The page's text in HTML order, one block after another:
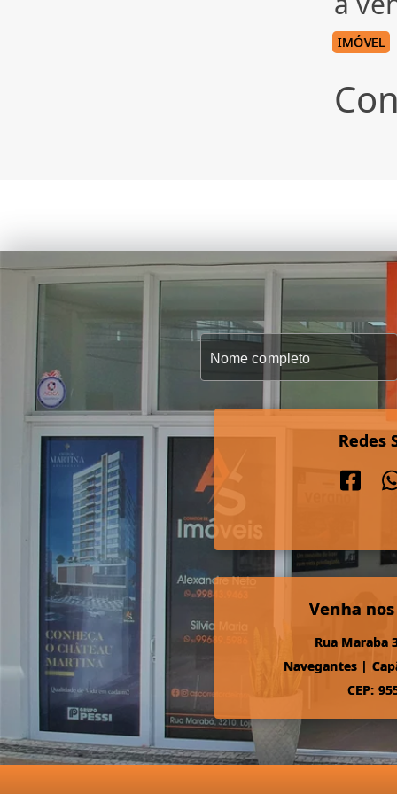
IMÓVEL
Redes
Venha
Rua Maraba
Navegantes |
CEP: